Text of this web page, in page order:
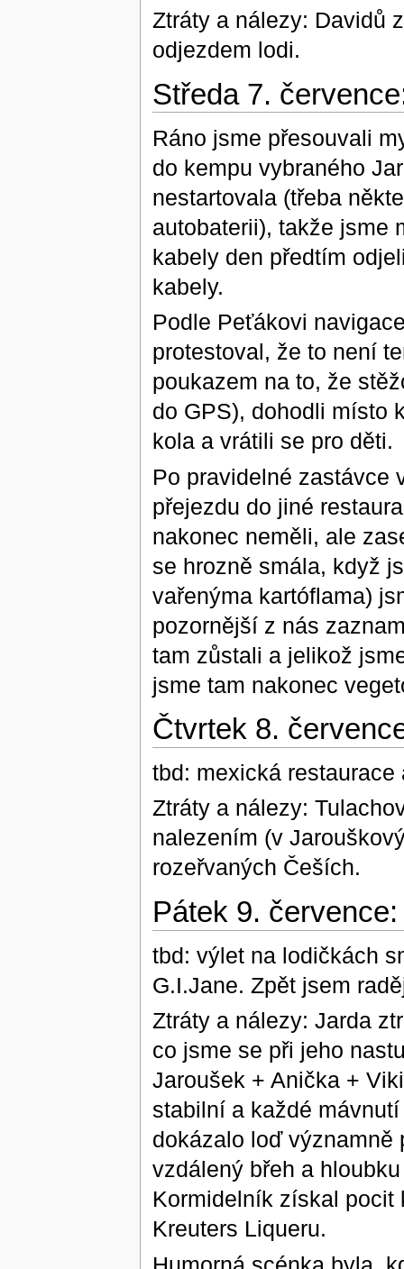
Ztráty a nálezy: Davidů
odjezdem lodi.
Středa 7.
Ráno jsme přesouvali
do kempu vybraného
nestartovala (třeba
autobaterii), takže jsme
kabely den předtím
kabely.
Podle Peťákovi
protestoval, že to není
poukazem na to, že
do GPS), dohodli místo
kola a vrátili se pro děti.
Po pravidelné zastávce
přejezdu do jiné
nakonec neměli, ale
se hrozně smála, když
vařenýma kartóflama)
pozornější z nás
tam zůstali a jelikož
jsme tam nakonec
Čtvrtek 8.
tbd: mexická
Ztráty a nálezy:
nalezením (v
rozeřvaných Češích.
Pátek 9.
tbd: výlet na lodičkách
G.I.Jane. Zpět jsem
Ztráty a nálezy: Jarda
co jsme se při jeho
Jaroušek + Anička +
stabilní a každé
dokázalo loď
vzdálený břeh a
Kormidelník získal
Kreuters Liqueru.